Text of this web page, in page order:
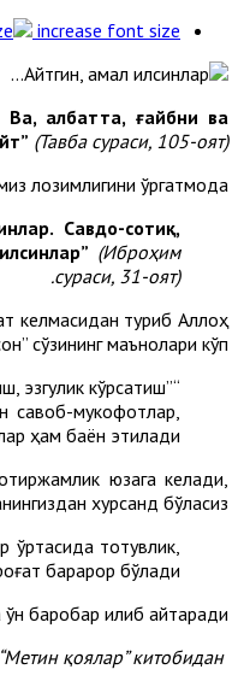
increase font size
Ва, албатта, ғайбни ва
(Тавба сураси, 105-оят).
лозимлигини ўргатмоқда.
Савдо-сотиқ,
(Иброҳим
сураси, 31-оят).
келмасидан туриб Аллоҳ
сўзининг маънолари кўп.
эзгулик кўрсатиш”
савоб-мукофотлар,
ҳам баён этилади.
юзага келади,
хурсанд бўласиз.
ўртасида тотувлик,
барқарор бўлади.
баробар қилиб қайтаради!
қоялар” китобидан